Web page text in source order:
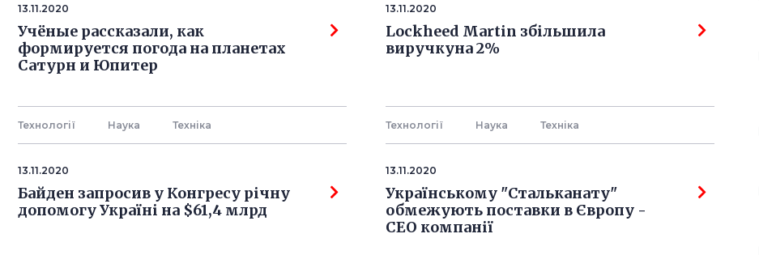
13.11.2020
Учёные рассказали, как
формируется погода на планетах
Сатурн и Юпитер
Технології Наука Технiка
13.11.2020
Lockheed Martin збільшила
виручкуна 2%
Технології Наука Технiка
13.11.2020
Байден запросив у Конгресу річну
допомогу Україні на $61,4 млрд
13.11.2020
Українському "Стальканату"
обмежують поставки в Європу -
СЕО компанії